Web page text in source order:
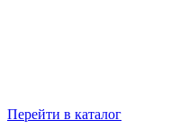
Перейти в каталог